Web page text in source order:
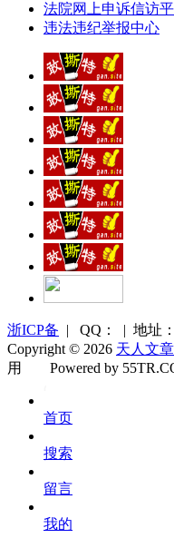
法院网上申诉信访
违法违纪举报中心
浙ICP备 | QQ： | 地址：
Copyright © 2026 天人文
用
库
Powered by
首页
搜索
留言
我的